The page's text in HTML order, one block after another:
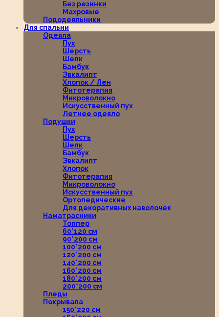
Без резинки
Махровые
Пододеяльники
Для спальни
Одеяла
Пух
Шерсть
Шелк
Бамбук
Эвкалипт
Хлопок / Лен
Фитотерапия
Микроволокно
Искусственный пух
Летнее одеяло
Подушки
Пух
Шерсть
Шелк
Бамбук
Эвкалипт
Хлопок
Фитотерапия
Микроволокно
Искусственный пух
Ортопедические
Для декоративных наволочек
Наматрасники
Топпер
60*120 см
90*200 см
100*200 см
120*200 см
140*200 см
160*200 см
180*200 см
200*200 см
Пледы
Покрывала
150*220 см